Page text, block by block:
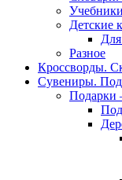
Детские
Разное
Кроссворды.
Сувениры.
Подарки